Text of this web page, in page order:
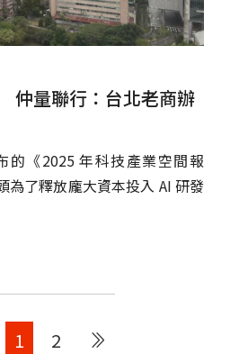
仲量聯行：台北老商辦
的《2025 年科技產業空間報
為了釋放龐大資本投入 AI 研發
1 2